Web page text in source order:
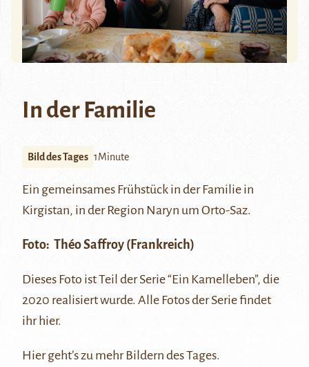
In der Familie
Bild des Tages 1Minute
Ein gemeinsames Frühstück in der Familie in
Kirgistan, in der Region Naryn um Orto-Saz.
Foto: Théo Saffroy (Frankreich)
Dieses Foto ist Teil der Serie “Ein Kamelleben”, die
2020 realisiert wurde. Alle Fotos der Serie findet
ihr hier.
Hiergeht’s zu mehr Bildern des Tages.